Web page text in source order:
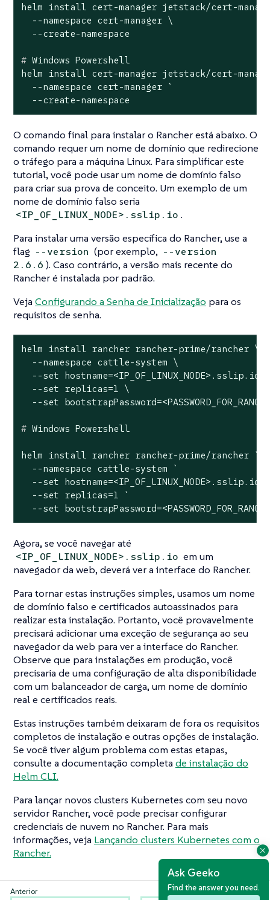
Ask Geeko
Find the answer you need.
helm install cert-manager jetstack/cert-
  --namespace cert-manager \
  --create-namespace
# Windows Powershell
helm install cert-manager jetstack/cert-
  --namespace cert-manager `
  --create-namespace
O comando final para instalar o Rancher está abaixo. O
comando requer um nome de domínio que redirecione
o tráfego para a máquina Linux. Para simplificar este
tutorial, você pode usar um nome de domínio falso
para criar sua prova de conceito. Um exemplo de um
nome de domínio falso seria
<IP_OF_LINUX_NODE>.sslip.io .
Para instalar uma versão específica do Rancher, use a
flag --version (por exemplo, --version
2.6.6 ). Caso contrário, a versão mais recente do
Rancher é instalada por padrão.
Veja Configurando a Senha de Inicialização para os
requisitos de senha.
helm install rancher rancher-prime/rancher \
  --namespace cattle-system \
  --set hostname=<IP_OF_LINUX_NODE>.sslip.io \
  --set replicas=1 \
# Windows Powershell
helm install rancher rancher-prime/rancher `
  --namespace cattle-system `
  --set hostname=<IP_OF_LINUX_NODE>.sslip.io `
  --set replicas=1 `
--set
Agora, se você navegar até
<IP_OF_LINUX_NODE>.sslip.io em um
navegador da web, deverá ver a interface do Rancher.
Para tornar estas instruções simples, usamos um nome
de domínio falso e certificados autoassinados para
realizar esta instalação. Portanto, você provavelmente
precisará adicionar uma exceção de segurança ao seu
navegador da web para ver a interface do Rancher.
Observe que para instalações em produção, você
precisaria de uma configuração de alta disponibilidade
com um balanceador de carga, um nome de domínio
real e certificados reais.
Estas instruções também deixaram de fora os requisitos
completos de instalação e outras opções de instalação.
Se você tiver algum problema com estas etapas,
consulte a documentação completa de instalação do
Helm CLI.
Para lançar novos clusters Kubernetes com seu novo
servidor Rancher, você pode precisar configurar
credenciais de nuvem no Rancher. Para mais
informações, veja Lançando clusters Kubernetes com o
Rancher.